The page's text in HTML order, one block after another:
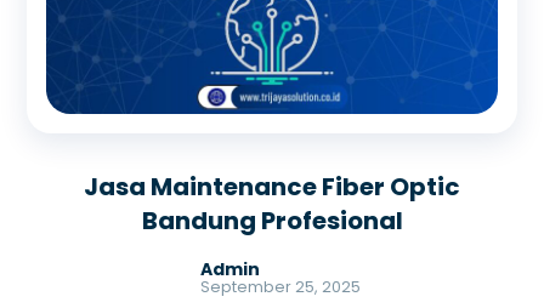
Jasa Maintenance Fiber Optic
Bandung Profesional
Admin
September 25, 2025